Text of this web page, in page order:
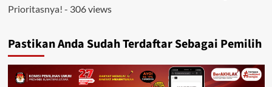
Prioritasnya! - 306 views
Pastikan Anda Sudah Terdaftar Sebagai Pemilih